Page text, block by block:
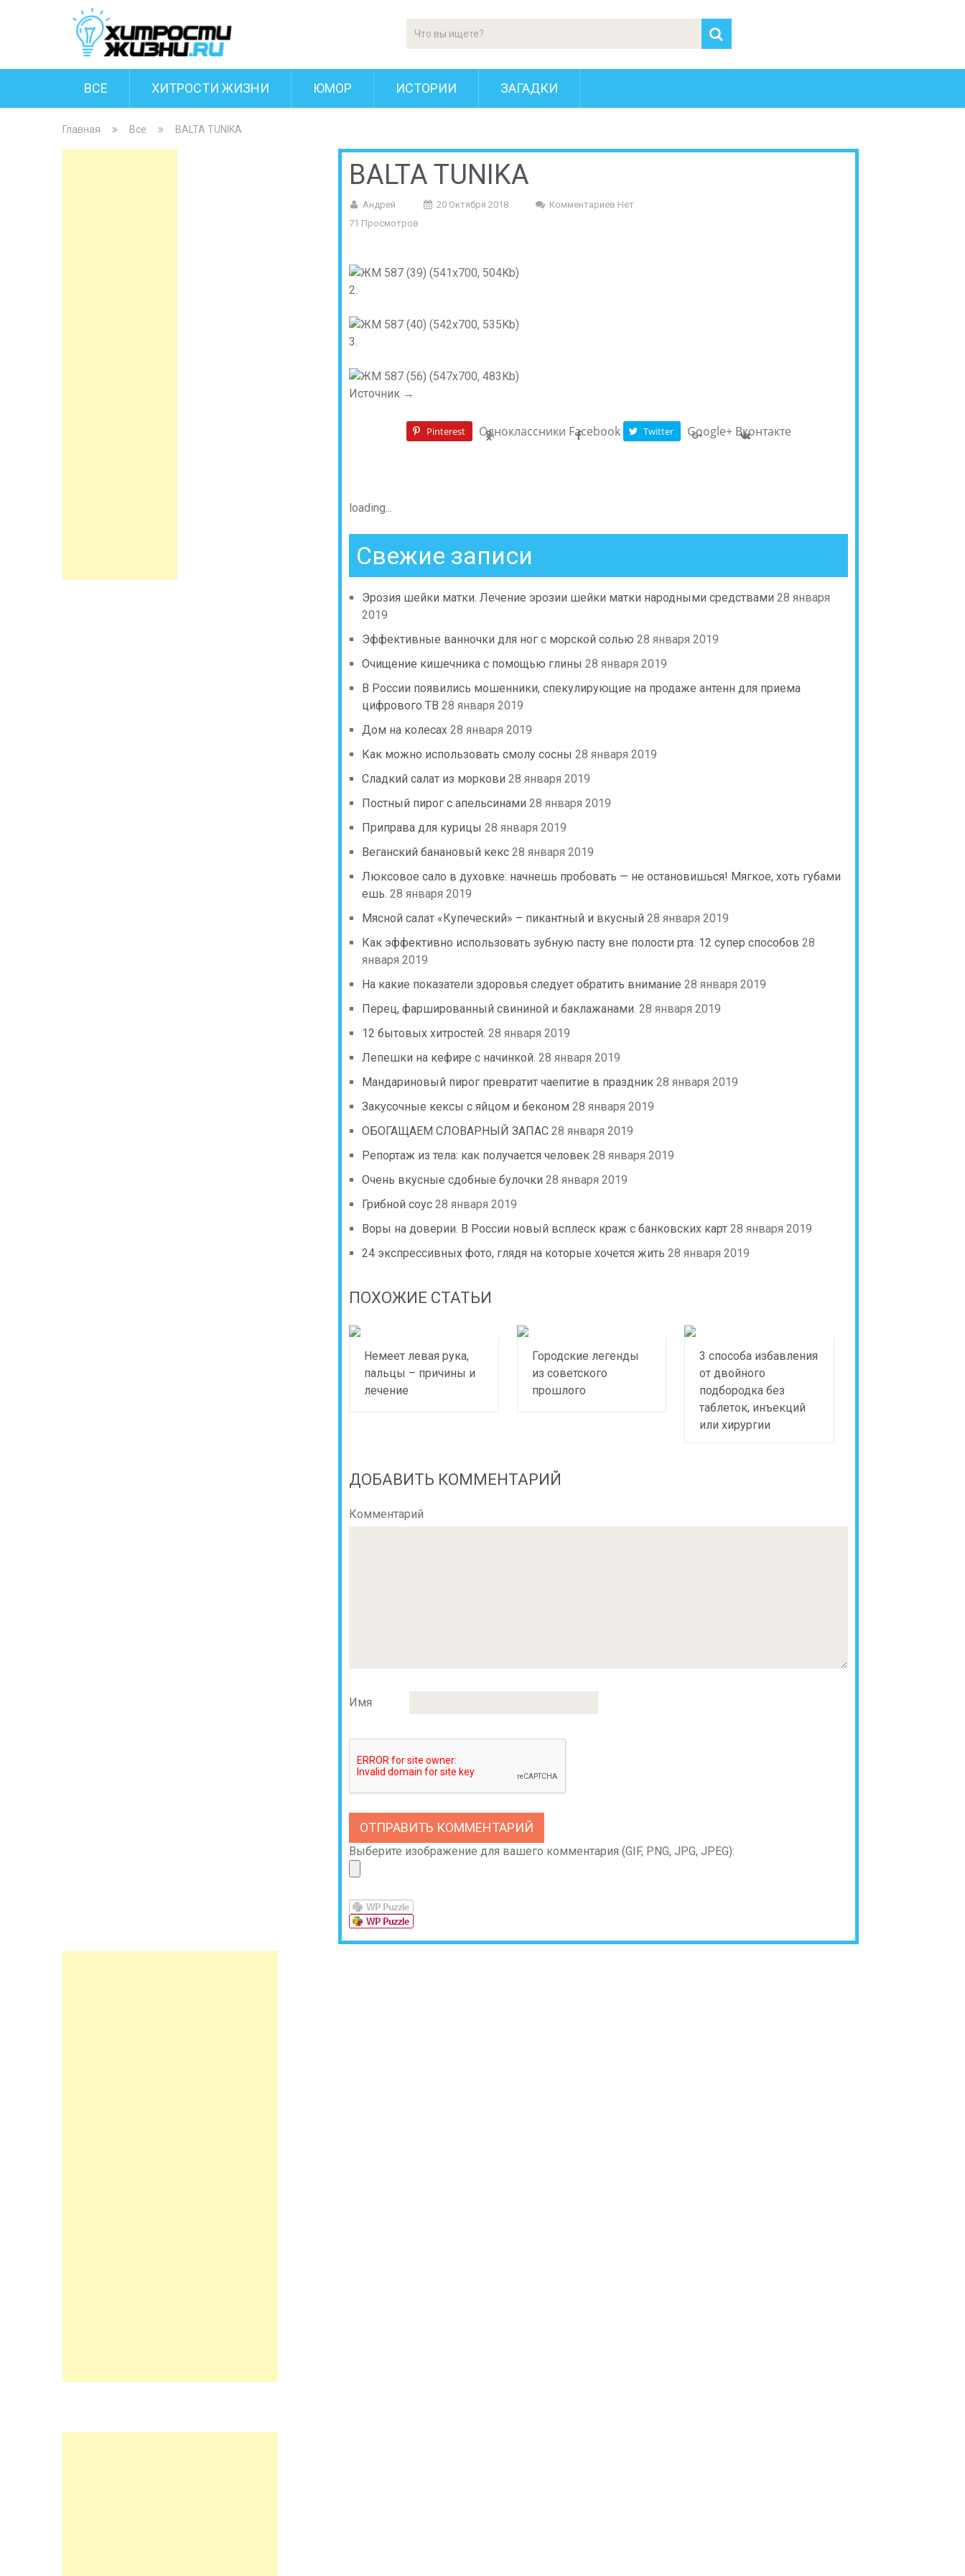
ВСЕ ХИТРОСТИ ЖИЗНИ ЮМОР ИСТОРИИ ЗАГАДКИ
Главная Все BALTA TUNIKA
BALTA TUNIKA
Андрей 20 Октября 2018
Комментариев Нет
71 Просмотров
2.
3.
Источник →
Pinterest Одноклассники Facebook Twitter Google+ Вконтакте
loading...
Свежие записи
Эрозия шейки матки. Лечение эрозии шейки матки народными средствами 28 января
2019
Эффективные ванночки для ног с морской солью 28 января 2019
Очищение кишечника с помощью глины 28 января 2019
В России появились мошенники, спекулирующие на продаже антенн для приема
цифрового ТВ 28 января 2019
Дом на колесах 28 января 2019
Как можно использовать смолу сосны 28 января 2019
Сладкий салат из моркови 28 января 2019
Постный пирог с апельсинами 28 января 2019
Приправа для курицы 28 января 2019
Веганский банановый кекс 28 января 2019
Люксовое сало в духовке: начнешь пробовать — не остановишься! Мягкое, хоть губами
ешь. 28 января 2019
Мясной салат «Купеческий» – пикантный и вкусный 28 января 2019
Как эффективно использовать зубную пасту вне полости рта. 12 супер способов 28
января 2019
На какие показатели здоровья следует обратить внимание 28 января 2019
Перец, фаршированный свининой и баклажанами. 28 января 2019
12 бытовых хитростей. 28 января 2019
Лепешки на кефире с начинкой. 28 января 2019
Мандариновый пирог превратит чаепитие в праздник 28 января 2019
Закусочные кексы с яйцом и беконом 28 января 2019
ОБОГАЩАЕМ СЛОВАРНЫЙ ЗАПАС 28 января 2019
Репортаж из тела: как получается человек 28 января 2019
Очень вкусные сдобные булочки 28 января 2019
Грибной соус 28 января 2019
Воры на доверии. В России новый всплеск краж с банковских карт 28 января 2019
24 экспрессивных фото, глядя на которые хочется жить 28 января 2019
ПОХОЖИЕ СТАТЬИ
Немеет левая рука,
пальцы – причины и
лечение
Городские легенды
из советского
прошлого
3 способа избавления
от двойного
подбородка без
таблеток, инъекций
или хирургии
ДОБАВИТЬ КОММЕНТАРИЙ
Комментарий
Имя
Выберите изображение для вашего комментария (GIF, PNG, JPG, JPEG):